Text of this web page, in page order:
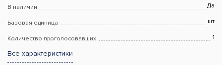
В наличии Да
Базовая единица шт
Количество проголосовавших 1
Все характеристики